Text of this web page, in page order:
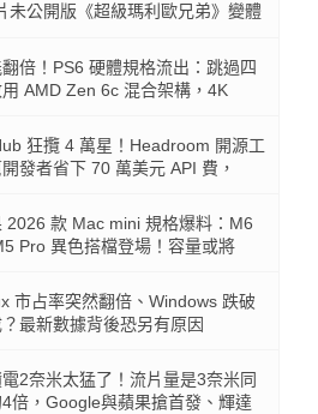
未公開版《超級瑪利歐兄弟》變體
倍！PS6 硬體規格流出：跳過四
AMD Zen 6c 混合架構，4K
狂攬 4 萬星！Headroom 開源工
發者省下 70 萬美元 API 費，
2026 款 Mac mini 規格爆料：M6
Pro 異色搭檔登場！容量或將
市占率突然翻倍、Windows 跌破
最新數據背後恐另有原因
2奈米太猛了！流片量是3奈米同
倍，Google與蘋果搶首發、輝達